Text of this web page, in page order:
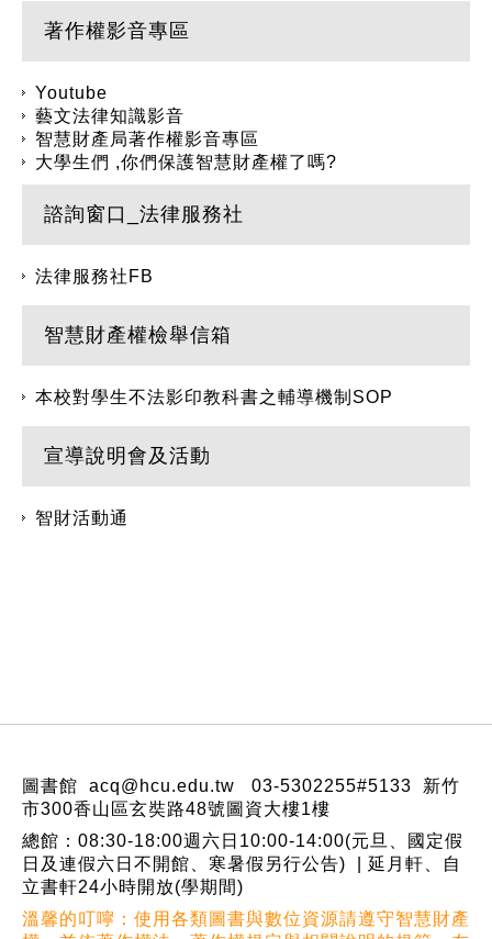
著作權影音專區
Youtube
藝文法律知識影音
智慧財產局著作權影音專區
大學生們 ,你們保護智慧財產權了嗎?
諮詢窗口_法律服務社
法律服務社FB
智慧財產權檢舉信箱
本校對學生不法影印教科書之輔導機制SOP
宣導說明會及活動
智財活動通
圖書館 acq@hcu.edu.tw 03-5302255#5133 新竹
市300香山區玄奘路48號圖資大樓1樓
總館：08:30-18:00週六日10:00-14:00(元旦、國定假
日及連假六日不開館、寒暑假另行公告) | 延月軒、自
立書軒24小時開放(學期間)
溫馨的叮嚀：使用各類圖書與數位資源請遵守智慧財產